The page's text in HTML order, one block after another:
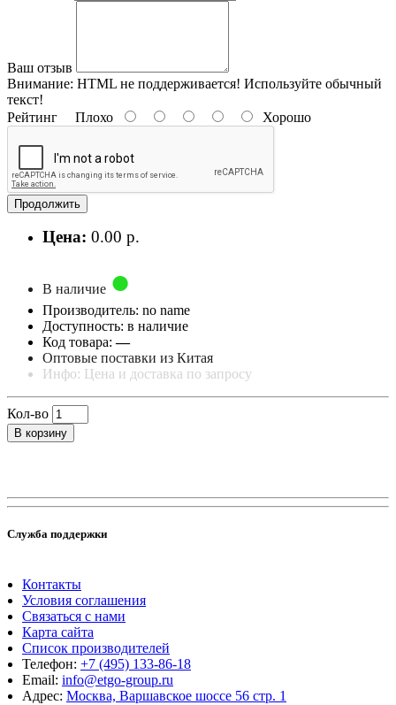
Ваш отзыв
Внимание: HTML не поддерживается! Используйте обычный
текст!
Рейтинг Плохо Хорошо
Продолжить
Цена: 0.00 р.
В наличие
Производитель: no name
Доступность: в наличие
Код товара:—
Оптовые поставки из Китая
Инфо: Цена и доставка по запросу
Кол-во
В корзину
Служба поддержки
Контакты
Условия соглашения
Связаться с нами
Карта сайта
Список производителей
Телефон: +7 (495) 133-86-18
Email: info@etgo-group.ru
Адрес: Москва, Варшавское шоссе 56 стр. 1